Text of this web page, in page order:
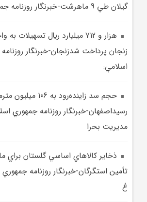
گيلان طي 9 ماهرشت-خبرنگار روزنامه جمهوري اسلامي:
هزار و 712 ميليارد ريال
زنجان پرداخت شدزنجان-خبرنگار
اسلامي:
حجم سد زاينده‌رود به 106
رسيداصفهان-خبرنگار روزنامه جمهوري
مديريت بحرا
ذخاير کالاهاي اساسي گلستان براي
تأمين استگرگان-خبرنگار روزنامه
غ